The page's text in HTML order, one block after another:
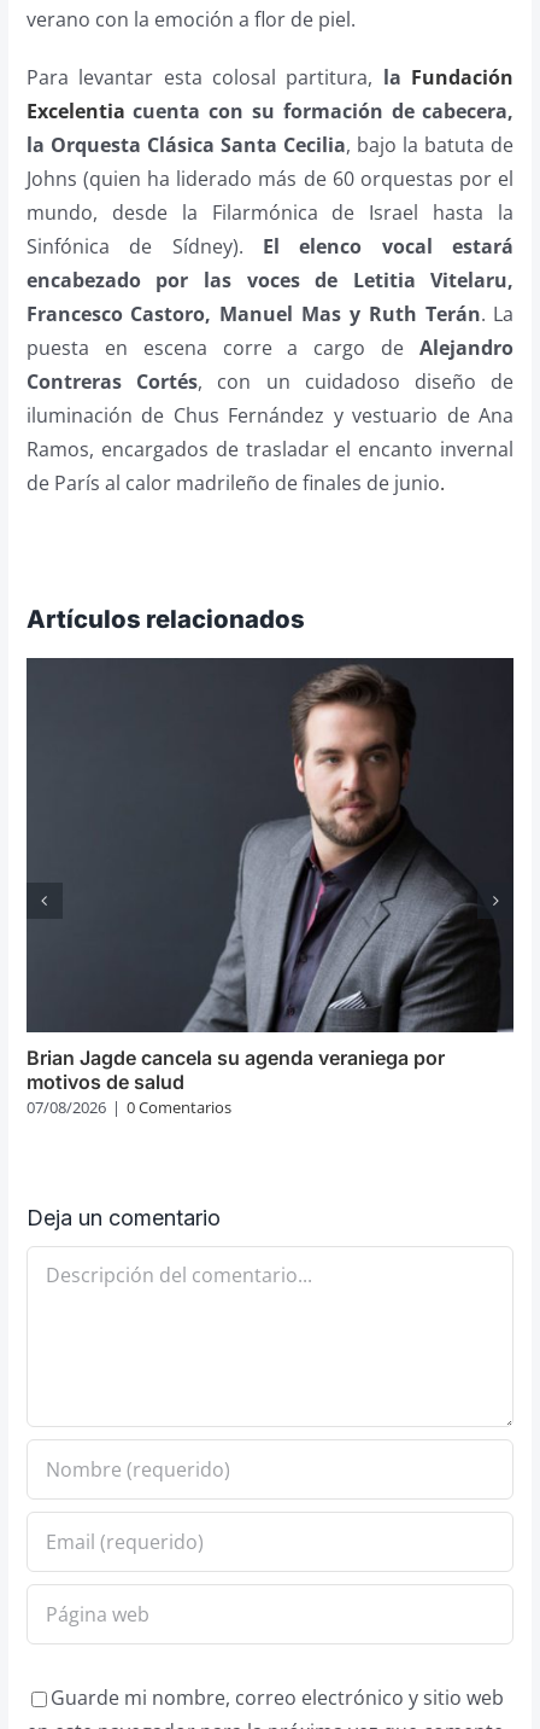
verano con la emoción a flor de piel.
Para levantar esta colosal partitura, la Fundación
Excelentia cuenta con su formación de cabecera,
la Orquesta Clásica Santa Cecilia, bajo la batuta de
Johns (quien ha liderado más de 60 orquestas por el
mundo, desde la Filarmónica de Israel hasta la
Sinfónica de Sídney). El elenco vocal estará
encabezado por las voces de Letitia Vitelaru,
Francesco Castoro, Manuel Mas y Ruth Terán. La
puesta en escena corre a cargo deAlejandro
Contreras Cortés, con un cuidadoso diseño de
iluminación de Chus Fernández y vestuario de Ana
Ramos, encargados de trasladar el encanto invernal
de París al calor madrileño de finales de junio.
Artículos relacionados
Brian Jagde cancela su agenda veraniega por
motivos de salud
07/08/2026 | 0 Comentarios
Deja un comentario
Comentario
Guarde mi nombre, correo electrónico y sitio web